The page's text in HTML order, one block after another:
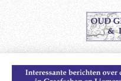
naar